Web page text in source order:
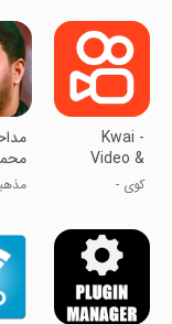
Kwai -
Video &
Drama
کوی -
جالب و تفریح
اجتماعی